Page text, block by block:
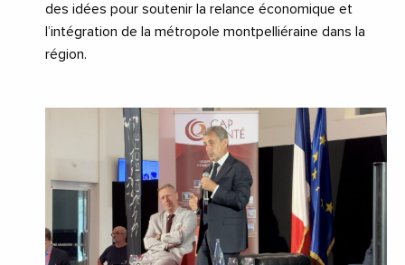
des idées pour soutenir la relance économique et
l’intégration de la métropole montpelliéraine dans la
région.